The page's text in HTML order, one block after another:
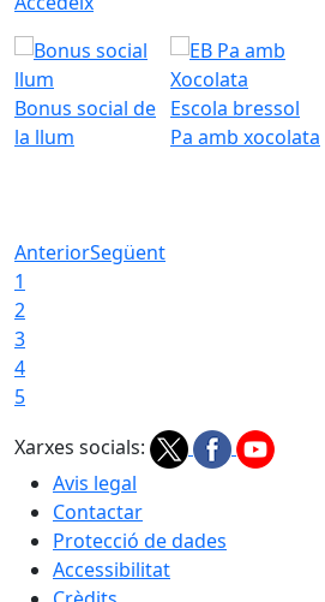
Bonus social de
la llum
Escola bressol
Pa amb xocolata
AnteriorSegüent
1
2
3
4
5
Xarxes socials:
Avis legal
Contactar
Protecció de dades
Accessibilitat